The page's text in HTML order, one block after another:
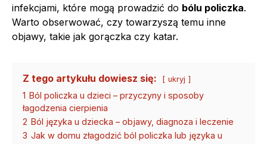
infekcjami, które mogą prowadzić do bólu policzka.
Warto obserwować, czy towarzyszą temu inne
objawy, takie jak gorączka czy katar.
Z tego artykułu dowiesz się: ukryj
1 Ból policzka u dzieci – przyczyny i sposoby
łagodzenia cierpienia
2 Ból języka u dziecka – objawy, diagnoza i leczenie
3 Jak w domu złagodzić ból policzka lub języka u